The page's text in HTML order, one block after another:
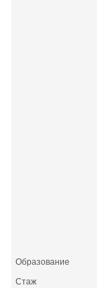
Образование
Стаж